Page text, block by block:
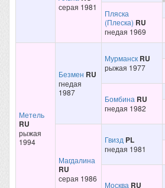
серая 1981
Пляска
(Плеска) RU
гнедая 1969
Метель
RU
рыжая
1994
Безмен RU
гнедая
1987
Мурманск RU
рыжая 1977
Бомбина RU
гнедая 1982
Магдалина
RU
серая 1986
Гвизд PL
гнедая 1981
Москва RU